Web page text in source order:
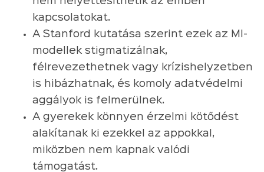
kapcsolatokat.
A Stanford kutatása szerint ezek az MI-
modellek stigmatizálnak,
félrevezethetnek vagy krízishelyzetben
is hibázhatnak, és komoly adatvédelmi
aggályok is felmerülnek.
A gyerekek könnyen érzelmi kötődést
alakítanak ki ezekkel az appokkal,
miközben nem kapnak valódi
támogatást.